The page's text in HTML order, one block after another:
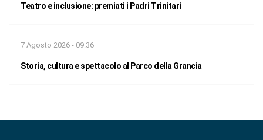
Teatro e inclusione: premiati i Padri Trinitari
7 Agosto 2026 - 09:36
Storia, cultura e spettacolo al Parco della Grancia